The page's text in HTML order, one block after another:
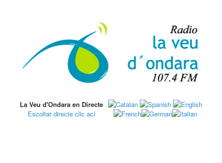
La Veu d'Ondara en Directe
Escoltar directe clic ací